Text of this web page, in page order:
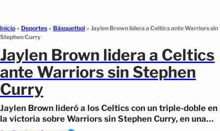
Inicio » Deportes » Básquetbol » Jaylen Brown lidera a Celtics ante Warriors sin
Stephen Curry
Jaylen Brown lidera a Celtics
ante Warriors sin Stephen
Curry
Jaylen Brown lideró a los Celtics con un triple-doble en
la victoria sobre Warriors sin Stephen Curry, en una